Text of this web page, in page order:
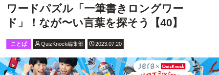
ワードパズル「一筆書きロングワー
ド」！なが〜い言葉を探そう【40】
ことば QuizKnock編集部 2023.07.20